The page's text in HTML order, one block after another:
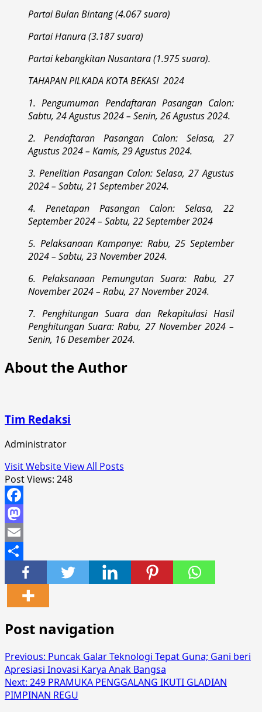
Partai Bulan Bintang (4.067 suara)
Partai Hanura (3.187 suara)
Partai kebangkitan Nusantara (1.975 suara).
TAHAPAN PILKADA KOTA BEKASI 2024
1. Pengumuman Pendaftaran Pasangan Calon:
Sabtu, 24 Agustus 2024 – Senin, 26 Agustus 2024.
2. Pendaftaran Pasangan Calon: Selasa, 27
Agustus 2024 – Kamis, 29 Agustus 2024.
3. Penelitian Pasangan Calon: Selasa, 27 Agustus
2024 – Sabtu, 21 September 2024.
4. Penetapan Pasangan Calon: Selasa, 22
September 2024 – Sabtu, 22 September 2024
5. Pelaksanaan Kampanye: Rabu, 25 September
2024 – Sabtu, 23 November 2024.
6. Pelaksanaan Pemungutan Suara: Rabu, 27
November 2024 – Rabu, 27 November 2024.
7. Penghitungan Suara dan Rekapitulasi Hasil
Penghitungan Suara: Rabu, 27 November 2024 –
Senin, 16 Desember 2024.
About the Author
Tim Redaksi
Administrator
Visit WebsiteView All Posts
Post Views: 248
Facebook
Mastodon
Email
Share
Post navigation
Previous: Puncak Galar Teknologi Tepat Guna; Gani beri
Apresiasi Inovasi Karya Anak Bangsa
Next: 249 PRAMUKA PENGGALANG IKUTI GLADIAN
PIMPINAN REGU